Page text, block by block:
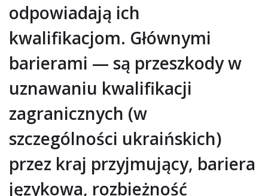
odpowiadają ich
kwalifikacjom. Głównymi
barierami — są przeszkody w
uznawaniu kwalifikacji
zagranicznych (w
szczególności ukraińskich)
przez kraj przyjmujący, bariera
językowa, rozbieżność